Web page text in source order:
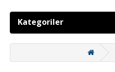
Kategoriler